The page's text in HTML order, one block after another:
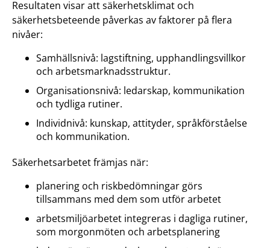
Resultaten visar att säkerhetsklimat och
säkerhetsbeteende påverkas av faktorer på flera
nivåer:
Samhällsnivå: lagstiftning, upphandlingsvillkor
och arbetsmarknadsstruktur.
Organisationsnivå: ledarskap, kommunikation
och tydliga rutiner.
Individnivå: kunskap, attityder, språkförståelse
och kommunikation.
Säkerhetsarbetet främjas när:
planering och riskbedömningar görs
tillsammans med dem som utför arbetet
arbetsmiljöarbetet integreras i dagliga rutiner,
som morgonmöten och arbetsplanering